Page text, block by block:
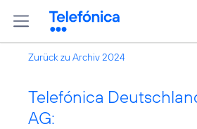
Zurück zu Archiv 2024
Telefónica
AG: